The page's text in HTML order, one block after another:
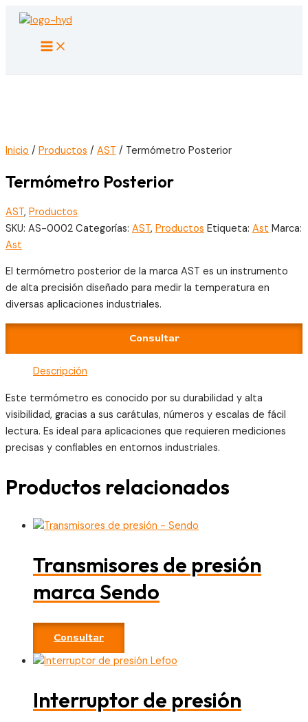
contenidoMain
Menu
Inicio / Productos / AST / Termómetro Posterior
Termómetro Posterior
AST, Productos
SKU: AS-0002 Categorías: AST, Productos Etiqueta: Ast Marca:
Ast
El termómetro posterior de la marca AST es un instrumento
de alta precisión diseñado para medir la temperatura en
diversas aplicaciones industriales.
Consultar
Descripción
Este termómetro es conocido por su durabilidad y alta
visibilidad, gracias a sus carátulas, números y escalas de fácil
lectura. Es ideal para aplicaciones que requieren mediciones
precisas y confiables en entornos industriales.
Productos relacionados
Transmisores de presión
marca Sendo
Consultar
Interruptor de presión